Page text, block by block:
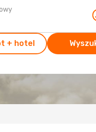
+ hotel